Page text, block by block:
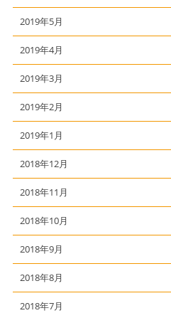
2019年5月
2019年4月
2019年3月
2019年2月
2019年1月
2018年12月
2018年11月
2018年10月
2018年9月
2018年8月
2018年7月